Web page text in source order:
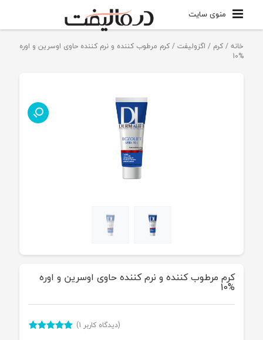
منوی سایت
خانه/کرم / اگزولیفت/ کرم مرطوب کننده و نرم کننده حاوی اوسرین و اوره
%10
کرم مرطوب کننده و نرم کننده حاوی اوسرین و اوره
%10
(دیدگاه کاربر 1
)